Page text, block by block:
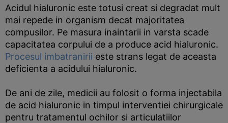
Acidul hialuronic este totusi creat si degradat mult
mai repede in organism decat majoritatea
compusilor. Pe masura inaintarii in varsta scade
capacitatea corpului de a produce acid hialuronic.
Procesul imbatranirii este strans legat de aceasta
deficienta a acidului hialuronic.
De ani de zile, medicii au folosit o forma injectabila
de acid hialuronic in timpul interventiei chirurgicale
pentru tratamentul ochilor si articulatiilor